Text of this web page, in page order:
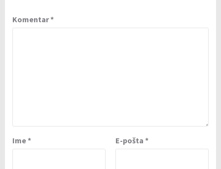
Komentar*
Ime* E-pošta *